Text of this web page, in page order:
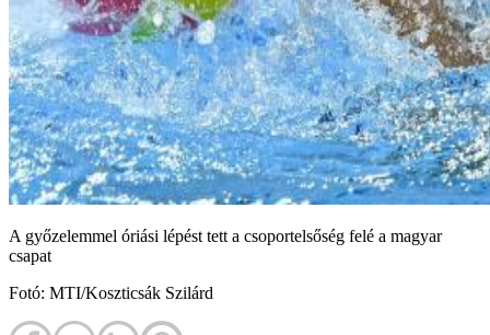
A győzelemmel óriási lépést tett a csoportelsőség felé a magyar
csapat
Fotó: MTI/Koszticsák Szilárd